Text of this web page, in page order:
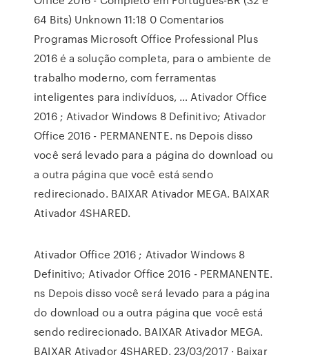
64 Bits) Unknown 11:18 0 Comentarios
Programas Microsoft Office Professional Plus
2016 é a solução completa, para o ambiente de
trabalho moderno, com ferramentas
inteligentes para indivíduos, … Ativador Office
2016 ; Ativador Windows 8 Definitivo; Ativador
Office 2016 - PERMANENTE. ns Depois disso
você será levado para a página do download ou
a outra página que você está sendo
redirecionado. BAIXAR Ativador MEGA. BAIXAR
Ativador 4SHARED.
Ativador Office 2016 ; Ativador Windows 8
Definitivo; Ativador Office 2016 - PERMANENTE.
ns Depois disso você será levado para a página
do download ou a outra página que você está
sendo redirecionado. BAIXAR Ativador MEGA.
BAIXAR Ativador 4SHARED. 23/03/2017 · Baixar